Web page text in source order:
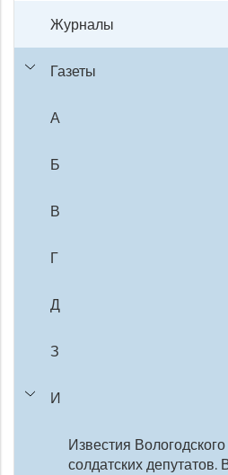
Журналы
Газеты
А
Б
В
Г
Д
З
И
Известия
солдатских депутатов.